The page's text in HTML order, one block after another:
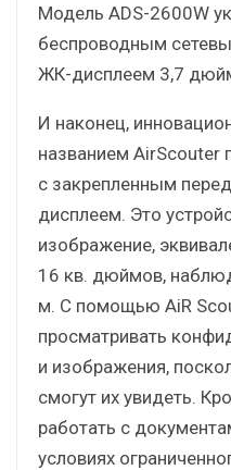
Модель ADS-2600W
беспроводным
ЖК-дисплеем 3,7
И наконец,
названием AirScouter
с закрепленным
дисплеем. Это
изображение,
16 кв. дюймов,
м. С помощью AiR
просматривать
и изображения,
смогут их увидеть.
работать с
условиях